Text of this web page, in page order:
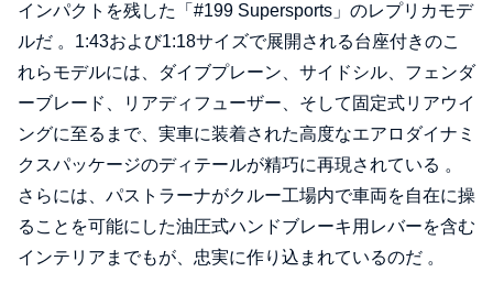
インパクトを残した「#199 Supersports」のレプリカモデ
ルだ 。1:43および1:18サイズで展開される台座付きのこ
れらモデルには、ダイブプレーン、サイドシル、フェンダ
ーブレード、リアディフューザー、そして固定式リアウイ
ングに至るまで、実車に装着された高度なエアロダイナミ
クスパッケージのディテールが精巧に再現されている 。
さらには、パストラーナがクルー工場内で車両を自在に操
ることを可能にした油圧式ハンドブレーキ用レバーを含む
インテリアまでもが、忠実に作り込まれているのだ 。